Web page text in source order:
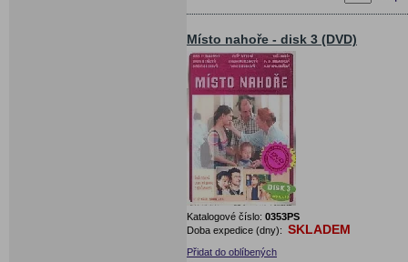
Místo nahoře - disk 3 (DVD)
Katalogové číslo: 0353PS
Doba expedice (dny): SKLADEM
Přidat do oblíbených